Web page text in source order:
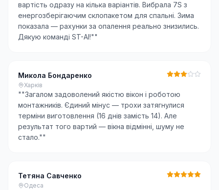
вартість одразу на кілька варіантів. Вибрала 7S з
енергозберігаючим склопакетом для спальні. Зима
показала — рахунки за опалення реально знизились.
Дякую команді ST-AI!""
Микола Бондаренко
Харків
""Загалом задоволений якістю вікон і роботою
монтажників. Єдиний мінус — трохи затягнулися
терміни виготовлення (16 днів замість 14). Але
результат того вартий — вікна відмінні, шуму не
стало.""
Тетяна Савченко
Одеса